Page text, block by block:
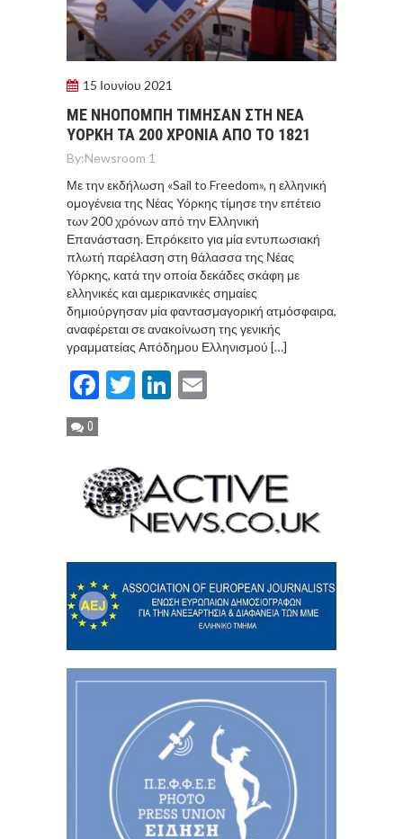
15 Ιουνίου 2021
ΜΕ ΝΗΟΠΟΜΠΗ ΤΙΜΗΣΑΝ ΣΤΗ ΝΕΑ
ΥΟΡΚΗ ΤΑ 200 ΧΡΟΝΙΑ ΑΠΟ ΤΟ 1821
By:Newsroom 1
Με την εκδήλωση «Sail to Freedom», η ελληνική
ομογένεια της Νέας Υόρκης τίμησε την επέτειο
των 200 χρόνων από την Ελληνική
Επανάσταση. Επρόκειτο για μία εντυπωσιακή
πλωτή παρέλαση στη θάλασσα της Νέας
Υόρκης, κατά την οποία δεκάδες σκάφη με
ελληνικές και αμερικανικές σημαίες
δημιούργησαν μία φαντασμαγορική ατμόσφαιρα,
αναφέρεται σε ανακοίνωση της γενικής
γραμματείας Απόδημου Ελληνισμού […]
Facebook
TwitterLinkedIn
0